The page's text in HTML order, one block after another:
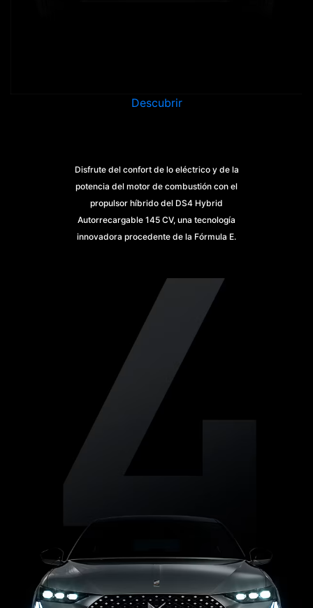
Descubrir
Disfrute del confort de lo eléctrico y de la
potencia del motor de combustión con el
propulsor híbrido del DS4 Hybrid
Autorrecargable 145 CV, una tecnología
innovadora procedente de la Fórmula E.
todos los conductores.